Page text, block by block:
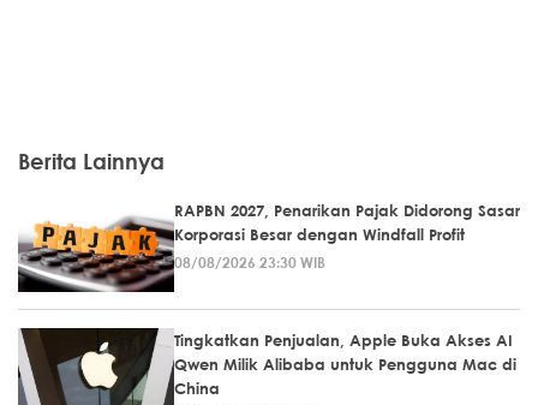
Berita Lainnya
RAPBN 2027, Penarikan Pajak Didorong Sasar
Korporasi Besar dengan Windfall Profit
08/08/2026 23:30 WIB
Tingkatkan Penjualan, Apple Buka Akses AI
Qwen Milik Alibaba untuk Pengguna Mac di
China